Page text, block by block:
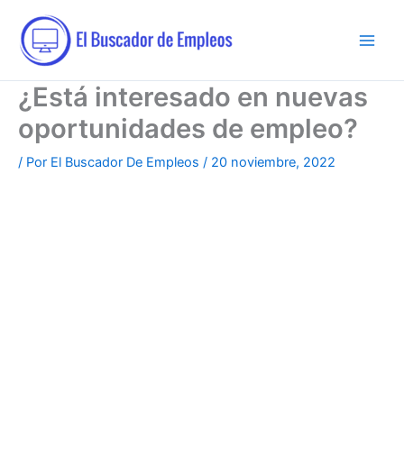
contenido
¿Está interesado en nuevas
oportunidades de empleo?
/ Por El Buscador De Empleos / 20 noviembre, 2022